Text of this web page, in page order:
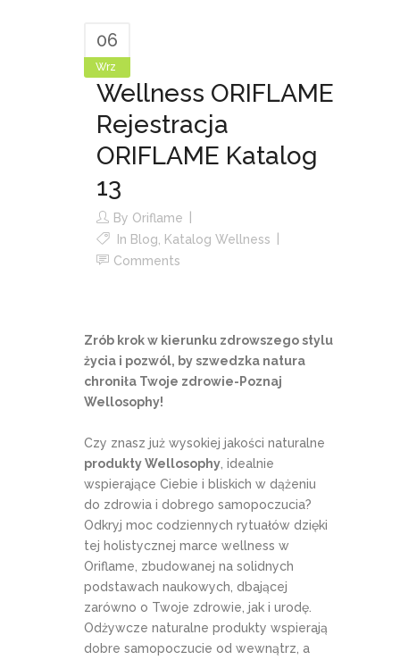
06
Wrz
Wellness ORIFLAME
Rejestracja
ORIFLAME Katalog
13
By Oriflame
In Blog Katalog Wellness
Comments
Zrób krok w kierunku zdrowszego stylu
życia i pozwól, by szwedzka natura
chroniła Twoje zdrowie-Poznaj
Wellosophy!
Czy znasz już wysokiej jakości naturalne
produkty Wellosophy , idealnie
wspierające Ciebie i bliskich w dążeniu
do zdrowia i dobrego samopoczucia?
Odkryj moc codziennych rytuałów dzięki
tej holistycznej marce wellness w
Oriflame, zbudowanej na solidnych
podstawach naukowych, dbającej
zarówno o Twoje zdrowie, jak i urodę.
Odżywcze naturalne produkty wspierają
dobre samopoczucie od wewnątrz, a